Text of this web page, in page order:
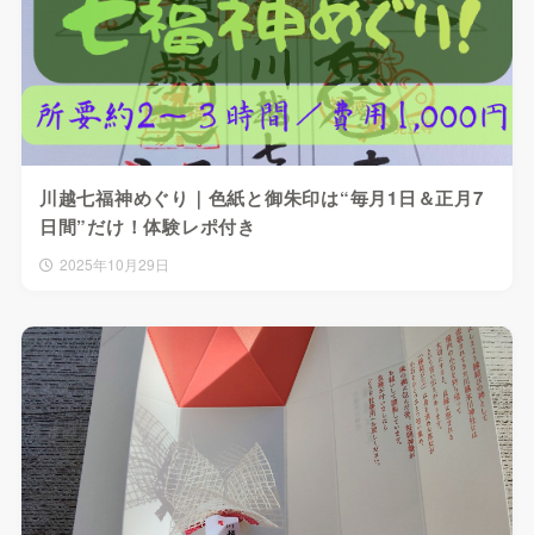
川越七福神めぐり｜色紙と御朱印は“毎月1日＆正月7
日間”だけ！体験レポ付き
2025年10月29日